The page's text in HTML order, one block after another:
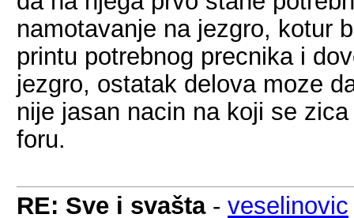
namotavanje na jezgro, kotur
printu potrebnog precnika i
jezgro, ostatak delova moze
nije jasan nacin na koji se
foru.
RE: Sve i svašta- veselinovic